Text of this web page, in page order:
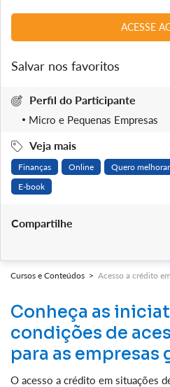
Cursos e Conteúdos > Acesso a crédito
Conheça as
condições de
para as empresas
O acesso a crédito em situações
ACESSE
Salvar nos favoritos
Perfil do Participante
Micro e Pequenas Empresas
Veja mais
Finanças Online Quero
E-book
Compartilhe